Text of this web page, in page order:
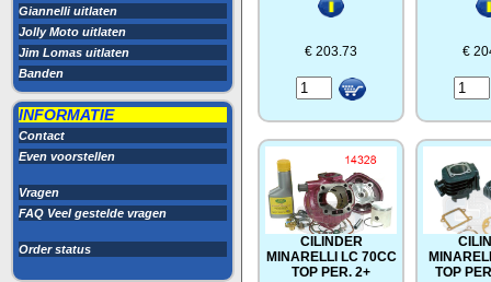
Giannelli uitlaten
Jolly Moto uitlaten
Jim Lomas uitlaten
Banden
INFORMATIE
Contact
Even voorstellen
Vragen
FAQ Veel gestelde vragen
Order status
€ 203.73 €
CILINDER
MINARELLI LC 70CC
TOP PER. 2+
TOP